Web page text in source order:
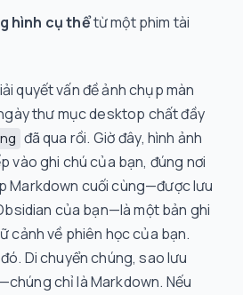
hình cụ thểtừ một phim tài
quyết vấn đề ảnh chụp màn
thư mục desktop chất đầy
đã qua rồi. Giờ đây, hình ảnh
vào ghi chú của bạn, đúng nơi
Markdown cuối cùng—được lưu
của bạn—là một bản ghi
cảnh về phiên học của bạn.
Di chuyển chúng, sao lưu
chỉ là Markdown. Nếu